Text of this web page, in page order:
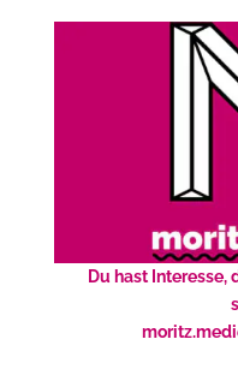
Du hast Interesse,